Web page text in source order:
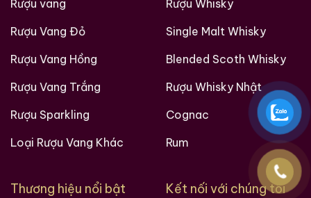
Rượu vang
Rượu Vang Đỏ
Rượu Vang Hồng
Rượu Vang Trắng
Rượu Sparkling
Loại Rượu Vang Khác
Rượu Whisky
Single Malt Whisky
Blended Scoth Whisky
Rượu Whisky Nhật
Cognac
Rum
Thương hiệu nổi bật Kết nối với chúng tôi